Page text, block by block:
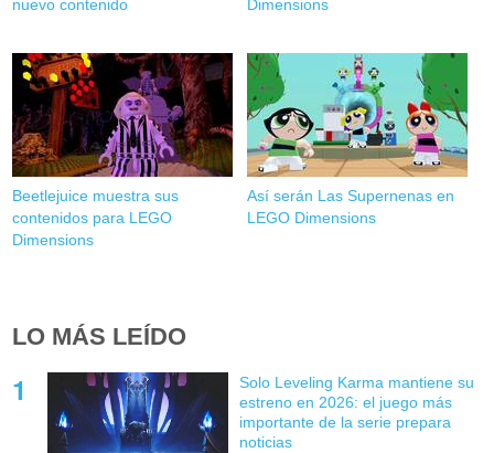
nuevo contenido Dimensions
Beetlejuice muestra sus
contenidos para LEGO
Dimensions
Así serán Las Supernenas en
LEGO Dimensions
LO MÁS LEÍDO
Solo Leveling Karma mantiene su
estreno en 2026: el juego más
importante de la serie prepara
noticias